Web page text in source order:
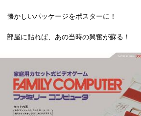
懐かしいパッケージをポスターに！
部屋に貼れば、あの当時の興奮が蘇る！